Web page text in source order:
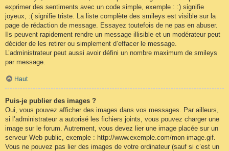
exprimer des sentiments avec un code simple, exemple : :) signifie
joyeux, :( signifie triste. La liste complète des smileys est visible sur la
page de rédaction de message. Essayez toutefois de ne pas en abuser.
Ils peuvent rapidement rendre un message illisible et un modérateur peut
décider de les retirer ou simplement d’effacer le message.
L’administrateur peut aussi avoir défini un nombre maximum de smileys
par message.
Haut
Puis-je publier des images ?
Oui, vous pouvez afficher des images dans vos messages. Par ailleurs,
si l’administrateur a autorisé les fichiers joints, vous pouvez charger une
image sur le forum. Autrement, vous devez lier une image placée sur un
serveur Web public, exemple : http://www.exemple.com/mon-image.gif.
Vous ne pouvez pas lier des images de votre ordinateur (sauf si c’est un